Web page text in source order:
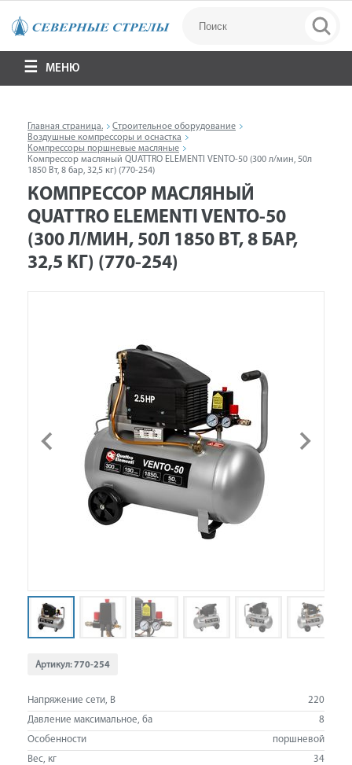
МЕНЮ
Главная страница.
Строительное оборудование
Воздушные компрессоры и оснастка
Компрессоры поршневые масляные
Компрессор масляный QUATTRO ELEMENTI VENTO-50 (300 л/мин, 50л
1850 Вт, 8 бар, 32,5 кг) (770-254)
КОМПРЕССОР МАСЛЯНЫЙ
QUATTRO ELEMENTI VENTO-50
(300 Л/МИН, 50Л 1850 ВТ, 8 БАР,
32,5 КГ) (770-254)
Артикул:770-254
Напряжение сети, В
220
Давление максимальное, ба
8
Особенности
поршневой
Вес, кг
34